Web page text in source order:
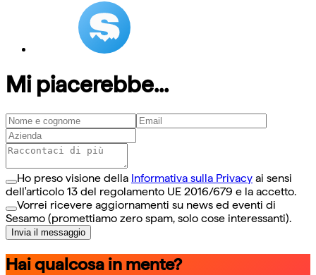
Mi piacerebbe...
Ho preso visione della Informativa sulla Privacy ai sensi
dell'articolo 13 del regolamento UE 2016/679 e la accetto.
Vorrei ricevere aggiornamenti su news ed eventi di
Sesamo (promettiamo zero spam, solo cose interessanti).
Invia il messaggio
Hai qualcosa in mente?